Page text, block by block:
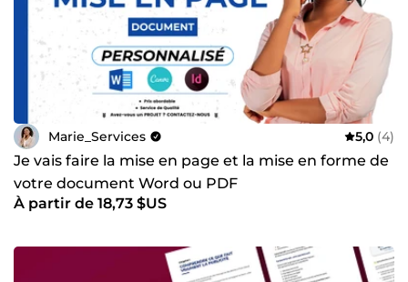
Marie_Services 5,0 (4)
Je vais faire la mise en page et la mise en forme de
votre document Word ou PDF
À partir de 18,73 $US